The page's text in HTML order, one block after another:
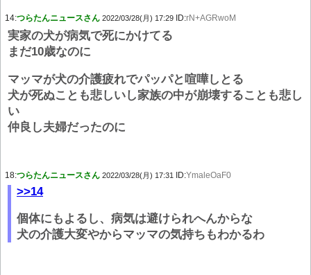
14:つらたんニュースさん 2022/03/28(月) 17:29 ID:rN+AGRwoM
実家の犬が病気で死にかけてる
まだ10歳なのに
マッマが犬の介護疲れでパッパと喧嘩しとる
犬が死ぬことも悲しいし家族の中が崩壊することも悲し
い
仲良し夫婦だったのに
18:つらたんニュースさん 2022/03/28(月) 17:31 ID:YmaleOaF0
>>14
個体にもよるし、病気は避けられへんからな
犬の介護大変やからマッマの気持ちもわかるわ